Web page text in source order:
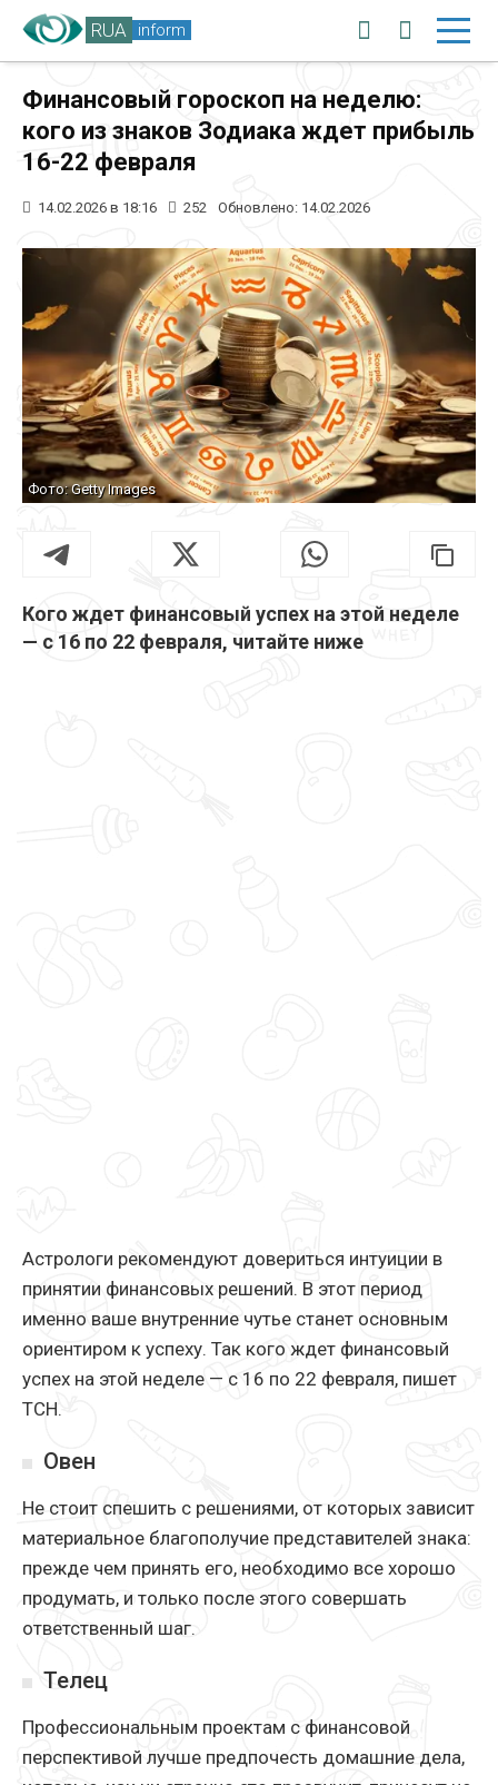
RUA inform
Финансовый гороскоп на неделю:
кого из знаков Зодиака ждет прибыль
16-22 февраля
14.02.2026 в 18:16 252 Обновлено: 14.02.2026
Фото: Getty Images
Кого ждет финансовый успех на этой неделе
— с 16 по 22 февраля, читайте ниже
Астрологи рекомендуют довериться интуиции в
принятии финансовых решений. В этот период
именно ваше внутренние чутье станет основным
ориентиром к успеху. Так кого ждет финансовый
успех на этой неделе — с 16 по 22 февраля, пишет
ТСН.
Овен
Не стоит спешить с решениями, от которых зависит
материальное благополучие представителей знака:
прежде чем принять его, необходимо все хорошо
продумать, и только после этого совершать
ответственный шаг.
Телец
Профессиональным проектам с финансовой
перспективой лучше предпочесть домашние дела,